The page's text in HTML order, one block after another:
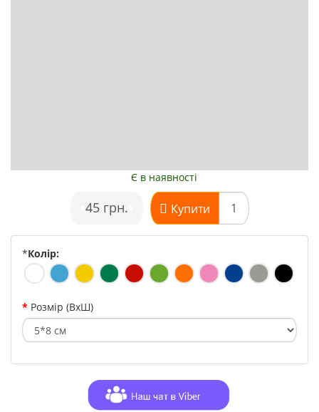
Є в наявності
45 грн. Купити
*Колір:
Розмір (ВхШ)